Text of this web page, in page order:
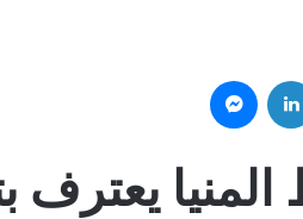
لينكدإن
يعترف